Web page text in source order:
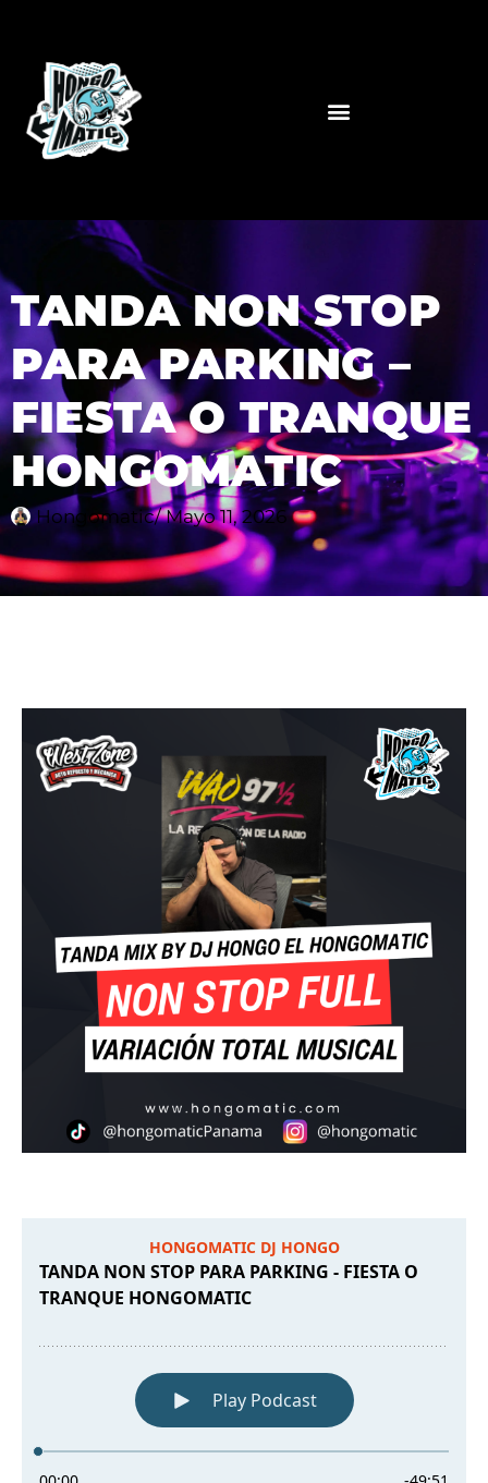
TANDA NON STOP
PARA PARKING –
FIESTA O TRANQUE
HONGOMATIC
Hongomatic/ Mayo 11, 2026